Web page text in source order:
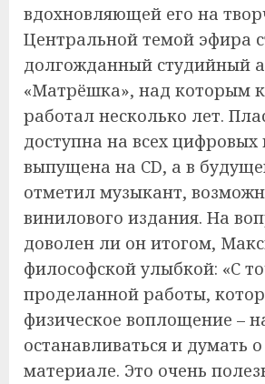
вдохновляющей его на
Центральной темой эфира
долгожданный студийный
«Матрёшка», над которым
работал несколько лет.
доступна на всех
выпущена на CD, а в
отметил музыкант,
винилового издания. На
доволен ли он итогом,
философской улыбкой: «С
проделанной работы,
физическое воплощение –
останавливаться и думать
материале. Это очень